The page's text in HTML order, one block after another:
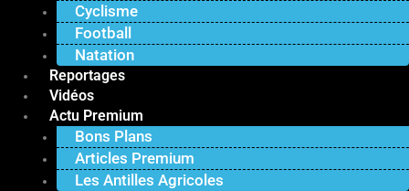
Cyclisme
Football
Natation
Reportages
Vidéos
Actu Premium
Bons Plans
Articles Premium
Les Antilles Agricoles